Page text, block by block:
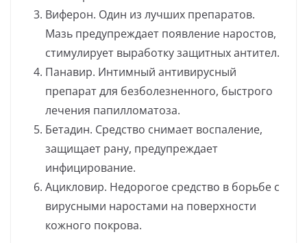
Виферон. Один из лучших препаратов.
Мазь предупреждает появление наростов,
стимулирует выработку защитных антител.
Панавир. Интимный антивирусный
препарат для безболезненного, быстрого
лечения папилломатоза.
Бетадин. Средство снимает воспаление,
защищает рану, предупреждает
инфицирование.
Ацикловир. Недорогое средство в борьбе с
вирусными наростами на поверхности
кожного покрова.